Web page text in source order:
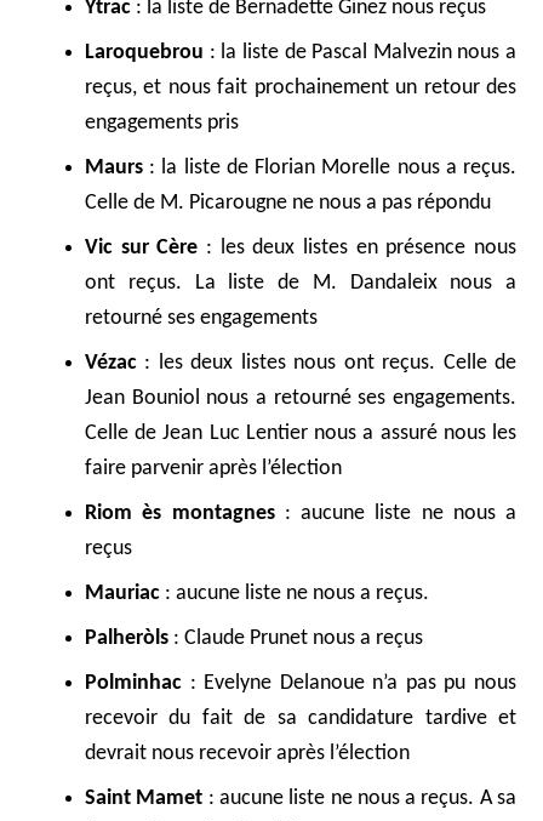
Ytrac : la liste de Bernadette Ginez nous reçus
Laroquebrou : la liste de Pascal Malvezin nous a
reçus, et nous fait prochainement un retour des
engagements pris
Maurs : la liste de Florian Morelle nous a reçus.
Celle de M. Picarougne ne nous a pas répondu
Vic sur Cère : les deux listes en présence nous
ont reçus. La liste de M. Dandaleix nous a
retourné ses engagements
Vézac : les deux listes nous ont reçus. Celle de
Jean Bouniol nous a retourné ses engagements.
Celle de Jean Luc Lentier nous a assuré nous les
faire parvenir après l’élection
Riom ès montagnes: aucune liste ne nous a
reçus
Mauriac : aucune liste ne nous a reçus.
Palheròls : Claude Prunet nous a reçus
Polminhac : Evelyne Delanoue n’a pas pu nous
recevoir du fait de sa candidature tardive et
devrait nous recevoir après l’élection
Saint Mamet : aucune liste ne nous a reçus. A sa